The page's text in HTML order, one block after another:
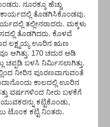
ನೂರಕ್ಕೂ ಹೆಚ್ಚು
ತೊಡಗಿಸಿಕೊಂಡವು.
ತಲ್ಲೀನರಾದರು. ಮಕ್ಕಳು
ತೊಡಗಿದರು. ಕೊಳವೆ
ಲಕ್ಷ್ಮಯ್ಯ ಊರಿನ ಋಣ
ಆಗಿತ್ತು. 170 ಚದುರ ಅಡಿ
ಚಪ್ಪಡಿ ಬಳಸಿ ನಿರ್ಮಿಸಲಾಗಿತ್ತು.
ನೀರಿನ ಪೂರಣವಾಗುವಂತೆ
ಕಾಲದಲ್ಲಿ ಊರಿನ
ವರ್ಷಗಳಿಂದ ನೀರು ಬಳಕೆಗೆ
ಕಟ್ಟಿಕೊಂಡು,
ಕಟ್ಟಿ ನಿಂತರು.